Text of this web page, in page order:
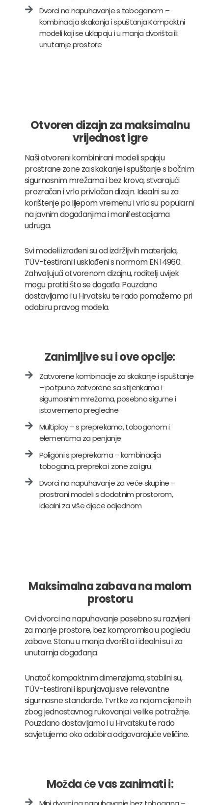
Dvorci na napuhavanje s toboganom –
kombinacija skakanja i spuštanja Kompaktni
modeli koji se uklapaju i u manja dvorišta ili
unutarnje prostore
Otvoren dizajn za maksimalnu
vrijednost igre
Naši otvoreni kombinirani modeli spajaju
prostrane zone za skakanje i spuštanje s bočnim
sigurnosnim mrežama i bez krova, stvarajući
prozračan i vrlo privlačan dizajn. Idealni su za
korištenje po lijepom vremenu i vrlo su popularni
na javnim događanjima i manifestacijama
udruga.
Svi modeli izrađeni su od izdržljivih materijala,
TÜV-testirani i usklađeni s normom EN 14960.
Zahvaljujući otvorenom dizajnu, roditelji uvijek
mogu pratiti što se događa. Pouzdano
dostavljamo i u Hrvatsku te rado pomažemo pri
odabiru pravog modela.
Zanimljive su i ove opcije:
Zatvorene kombinacije za skakanje i spuštanje
– potpuno zatvorene sa stijenkama i
sigurnosnim mrežama, posebno sigurne i
istovremeno pregledne
Multiplay – s preprekama, toboganom i
elementima za penjanje
Poligoni s preprekama – kombinacija
tobogana, prepreka i zone za igru
Dvorci na napuhavanje za veće skupine –
prostrani modeli s dodatnim prostorom,
idealni za više djece odjednom
Maksimalna zabava na malom
prostoru
Ovi dvorci na napuhavanje posebno su razvijeni
za manje prostore, bez kompromisa u pogledu
zabave. Stanu u manja dvorišta i idealni su i za
unutarnja događanja.
Unatoč kompaktnim dimenzijama, stabilni su,
TÜV-testirani i ispunjavaju sve relevantne
sigurnosne standarde. Tvrtke za najam cijene ih
zbog jednostavnog rukovanja i velike potražnje.
Pouzdano dostavljamo i u Hrvatsku te rado
savjetujemo oko odabira odgovarajuće veličine.
Možda će vas zanimati i: